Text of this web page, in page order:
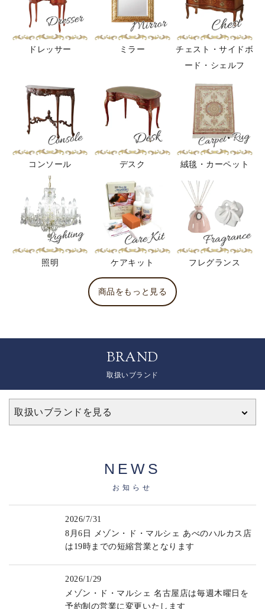
ドレッサー ミラー
チェスト・サイドボ
ード・シェルフ
コンソール デスク 絨毯・カーペット
照明 ケアキット フレグランス
商品をもっと見る
BRAND
取扱いブランド
取扱いブランドを見る
NEWS
お知らせ
2026/7/31
8月6日 メゾン・ド・マルシェ あべのハルカス店
は19時までの短縮営業となります
2026/1/29
メゾン・ド・マルシェ 名古屋店は毎週木曜日を
予約制の営業に変更いたします